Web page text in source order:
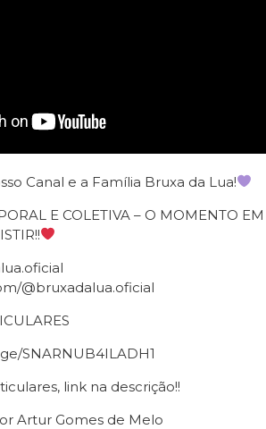
Canal e a Família Bruxa da Lua!
E COLETIVA – O MOMENTO
@bruxadalua.oficial
SNARNUB4ILADH1
link na descrição!!
Artur Gomes de Melo